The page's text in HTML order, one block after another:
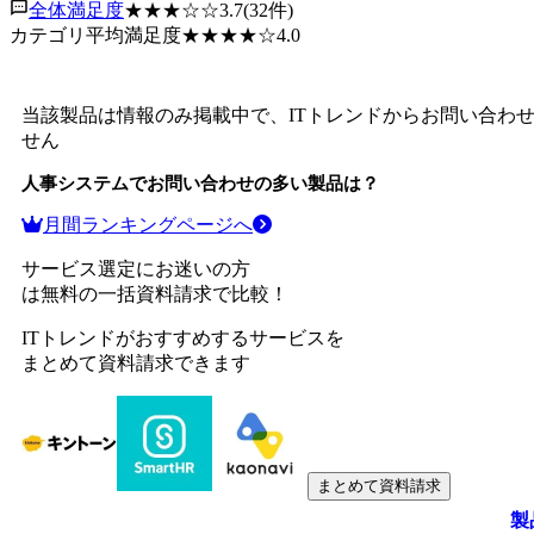
全体満足度★★★☆☆3.7(32件)
カテゴリ平均満足度★★★★☆4.0
当該製品は情報のみ掲載中で、ITトレンドからお問い合わ
せん
人事システムでお問い合わせの多い製品は？
月間ランキングページへ
サービス選定にお迷いの方
は無料の一括資料請求で比較！
ITトレンドがおすすめするサービスを
まとめて資料請求できます
まとめて資料請求
製